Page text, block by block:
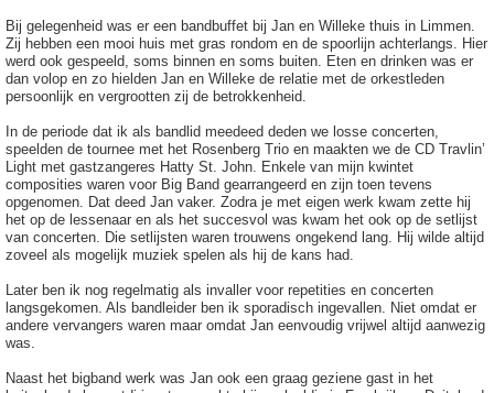
Bij gelegenheid was er een bandbuffet bij Jan en Willeke thuis in Limmen.
Zij hebben een mooi huis met gras rondom en de spoorlijn achterlangs. Hier
werd ook gespeeld, soms binnen en soms buiten. Eten en drinken was er
dan volop en zo hielden Jan en Willeke de relatie met de orkestleden
persoonlijk en vergrootten zij de betrokkenheid.
In de periode dat ik als bandlid meedeed deden we losse concerten,
speelden de tournee met het Rosenberg Trio en maakten we de CD Travlin’
Light met gastzangeres Hatty St. John. Enkele van mijn kwintet
composities waren voor Big Band gearrangeerd en zijn toen tevens
opgenomen. Dat deed Jan vaker. Zodra je met eigen werk kwam zette hij
het op de lessenaar en als het succesvol was kwam het ook op de setlijst
van concerten. Die setlijsten waren trouwens ongekend lang. Hij wilde altijd
zoveel als mogelijk muziek spelen als hij de kans had.
Later ben ik nog regelmatig als invaller voor repetities en concerten
langsgekomen. Als bandleider ben ik sporadisch ingevallen. Niet omdat er
andere vervangers waren maar omdat Jan eenvoudig vrijwel altijd aanwezig
was.
Naast het bigband werk was Jan ook een graag geziene gast in het